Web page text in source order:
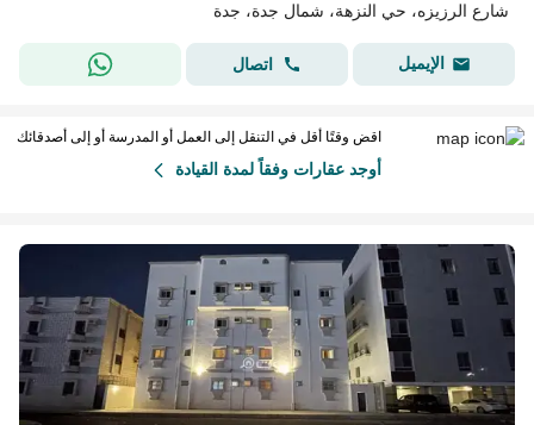
شارع الرزيزه، حي النزهة، شمال جدة، جدة
الإيميل اتصال
اقض وقتًا أقل في التنقل إلى العمل أو المدرسة أو إلى أصدقائك
أوجد عقارات وفقاً لمدة القيادة